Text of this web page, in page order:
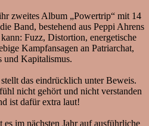
zweites Album „Powertrip“ mit 14
Band, bestehend aus Peppi Ahrens
Fuzz, Distortion, energetische
Kampfansagen an Patriarchat,
und Kapitalismus.
das eindrücklich unter Beweis.
nicht gehört und nicht verstanden
ist dafür extra laut!
im nächsten Jahr auf ausführliche